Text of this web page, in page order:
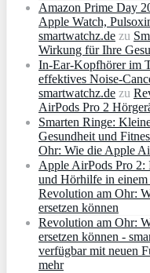
Amazon Prime Day
Apple Watch,
smartwatchz.de zu
Wirkung für Ihre
In-Ear-Kopfhörer im
effektives Noise-
smartwatchz.de zu
AirPods Pro 2
Smarten Ringe:
Gesundheit und
Ohr: Wie die Apple
Apple AirPods Pro 2:
und Hörhilfe in
Revolution am Ohr:
ersetzen können
Revolution am Ohr:
ersetzen können -
verfügbar mit neuen
mehr